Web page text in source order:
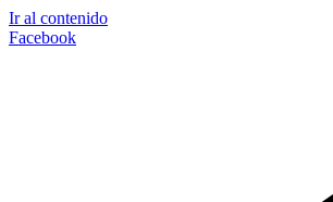
Ir al contenido
Facebook